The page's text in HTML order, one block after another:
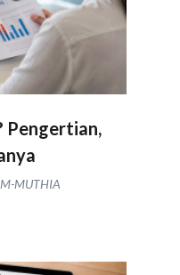
Pengertian,
MUTHIA